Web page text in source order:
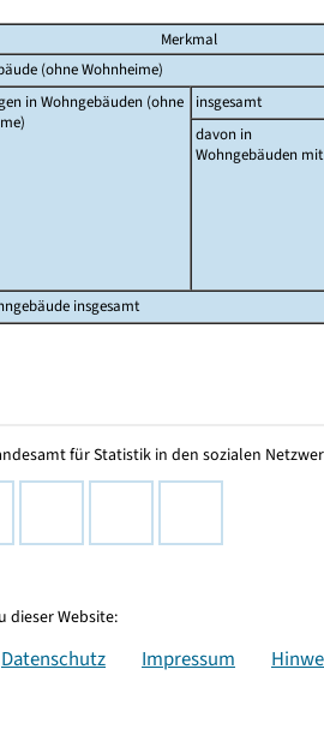
Merkmal
(ohne Wohnheime)
in Wohngebäuden (ohne
insgesamt
davon in
Wohngebäuden mit
insgesamt
für Statistik in den sozialen
dieser Website:
Datenschutz Impressum